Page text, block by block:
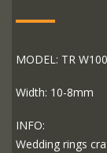
MODEL: TR
Width: 10-8mm
INFO:
Wedding rings